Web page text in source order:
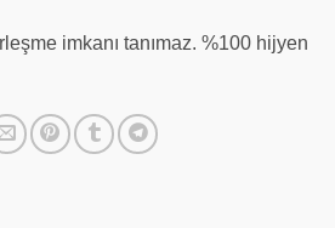
imkanı tanımaz. %100 hijyen